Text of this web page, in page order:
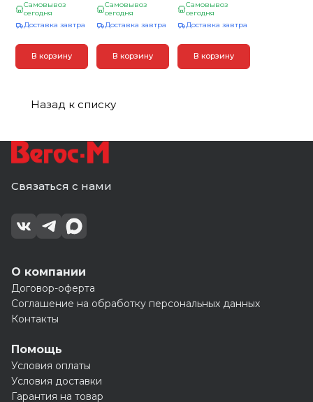
гладкий Сосна
Самовывоз
сегодня
Доставка завтра
В корзину
гладкий Сосна
Самовывоз
сегодня
Доставка завтра
В корзину
гладкий Сосна
Самовывоз
сегодня
Доставка завтра
В корзину
Назад к списку
Связаться с нами
О компании
Договор-оферта
Соглашение на обработку персональных данных
Контакты
Помощь
Условия оплаты
Условия доставки
Гарантия на товар